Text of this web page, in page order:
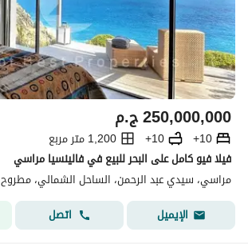
ج.م250,000,000
10+
10+
1,200 متر مربع
فيلا فيو كامل على البحر للبيع في فالينسيا مراسي
مراسي، سيدي عبد الرحمن، الساحل الشمالي، مطروح
الإيميل
اتصل